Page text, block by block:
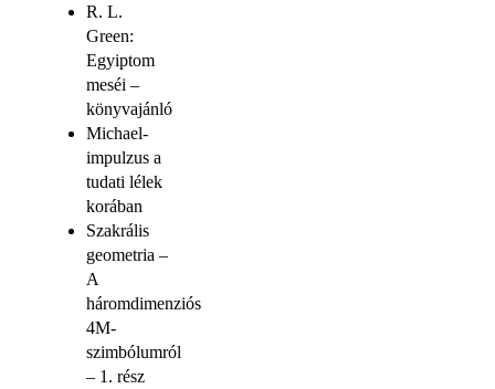
R. L.
Green:
Egyiptom
meséi –
könyvajánló
Michael-
impulzus a
tudati lélek
korában
Szakrális
geometria –
A
háromdimenziós
4M-
szimbólumról
– 1. rész